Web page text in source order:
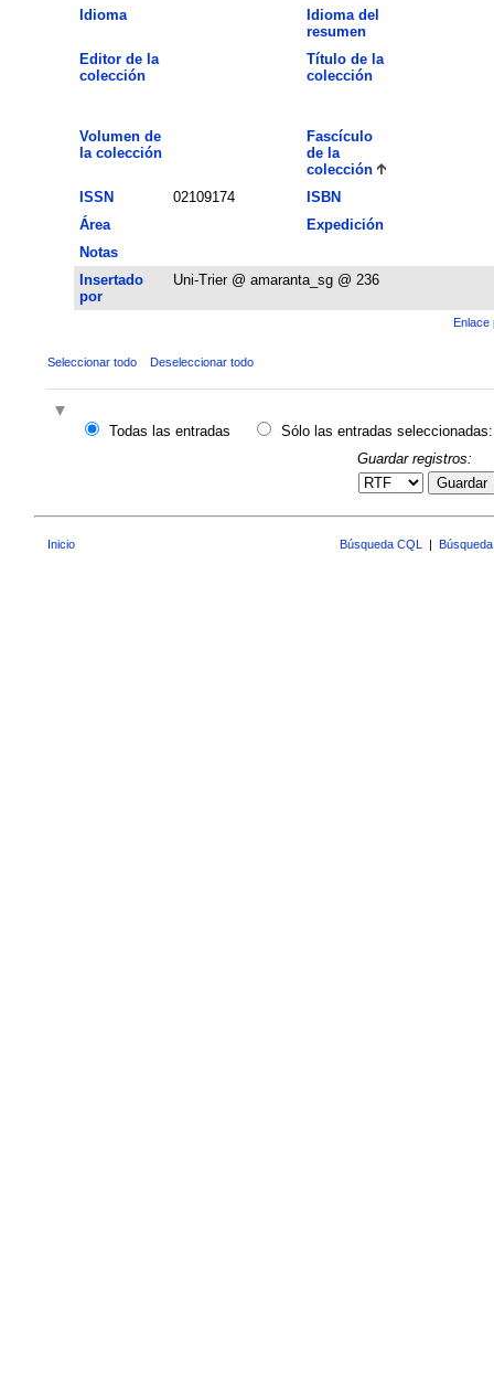
Idioma
Idioma del
resumen
Editor de la
colección
Título de la
colección
Volumen de
la colección
Fascículo
de la
colección
ISSN
02109174
ISBN
Área
Expedición
Notas
Insertado
por
Uni-Trier @ amaranta_sg @ 236
Enlace
Seleccionar todo Deseleccionar todo
Todas las entradas
Sólo las entradas seleccionadas:
Guardar registros:
Guardar
Inicio Búsqueda CQL